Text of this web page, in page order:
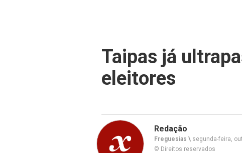
Taipas já
eleitores
Redação
Freguesias \ segunda-feira,
© Direitos reservados